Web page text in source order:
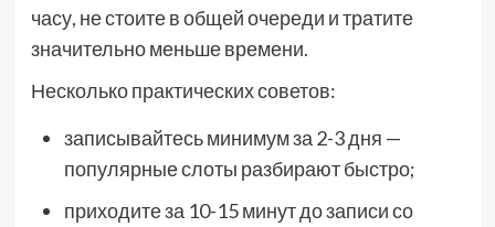
часу, не стоите в общей очереди и тратите
значительно меньше времени.
Несколько практических советов:
записывайтесь минимум за 2-3 дня —
популярные слоты разбирают быстро;
приходите за 10-15 минут до записи со